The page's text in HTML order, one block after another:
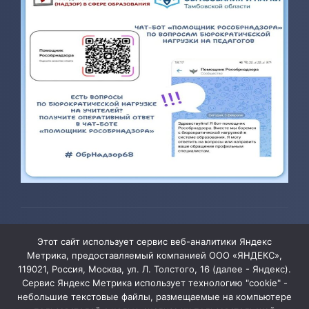
юношества»
Администрация сайта уведомляет, что информация,
Этот сайт использует сервис веб-аналитики Яндекс
Метрика, предоставляемый компанией ООО «ЯНДЕКС»,
119021, Россия, Москва, ул. Л. Толстого, 16 (далее - Яндекс).
Сервис Яндекс Метрика использует технологию "cookie" -
небольшие текстовые файлы, размещаемые на компьютере